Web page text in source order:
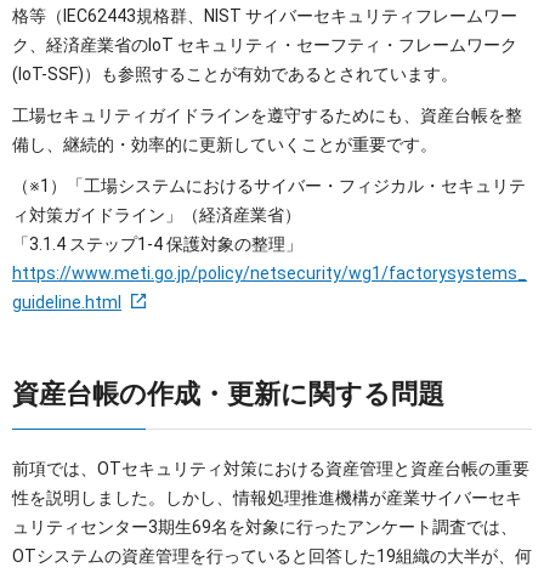
格等（IEC62443規格群、NIST サイバーセキュリティフレームワー
ク、経済産業省のIoT セキュリティ・セーフティ・フレームワーク
(IoT-SSF)）も参照することが有効であるとされています。
工場セキュリティガイドラインを遵守するためにも、資産台帳を整
備し、継続的・効率的に更新していくことが重要です。
（※1）「工場システムにおけるサイバー・フィジカル・セキュリテ
ィ対策ガイドライン」（経済産業省）
「3.1.4 ステップ1-4 保護対象の整理」
https://www.meti.go.jp/policy/netsecurity/wg1/factorysystems_
guideline.html
資産台帳の作成・更新に関する問題
前項では、OTセキュリティ対策における資産管理と資産台帳の重要
性を説明しました。しかし、情報処理推進機構が産業サイバーセキ
ュリティセンター3期生69名を対象に行ったアンケート調査では、
OTシステムの資産管理を行っていると回答した19組織の大半が、何